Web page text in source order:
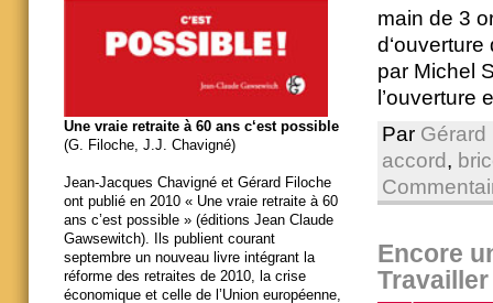
main de 3
par Michel
l’ouverture
Par Gérard
accord,
Encore
Une vraie retraite à 60 ans c‘est possible
(G. Filoche, J.J. Chavigné)
Jean-Jacques Chavigné et Gérard Filoche
ont publié en 2010 « Une vraie retraite à 60
ans c’est possible » (éditions Jean Claude
Gawsewitch). Ils publient courant
septembre un nouveau livre intégrant la
réforme des retraites de 2010, la crise
économique et celle de l’Union européenne,